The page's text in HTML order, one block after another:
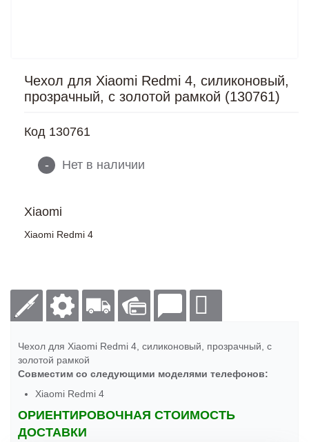
Чехол для Xiaomi Redmi 4, силиконовый,
прозрачный, с золотой рамкой (130761)
Код 130761
- Нет в наличии
Xiaomi
Xiaomi Redmi 4
Чехол для Xiaomi Redmi 4, силиконовый, прозрачный, с
золотой рамкой
Совместим со следующими моделями телефонов:
Xiaomi Redmi 4
ОРИЕНТИРОВОЧНАЯ СТОИМОСТЬ
ДОСТАВКИ